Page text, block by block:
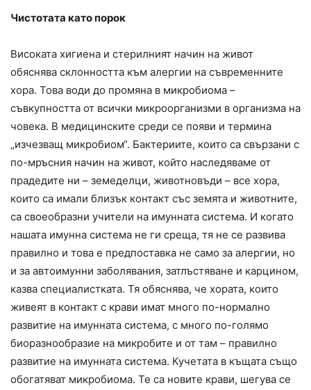
Чистотата като порок
Високата хигиена и стерилният начин на живот
обяснява склонността към алергии на съвременните
хора. Това води до промяна в микробиома –
съвкупността от всички микроорганизми в организма на
човека. В медицинските среди се появи и термина
„изчезващ микробиом“. Бактериите, които са свързани с
по-мръсния начин на живот, който наследяваме от
прадедите ни – земеделци, животновъди – все хора,
които са имали близък контакт със земята и животните,
са своеобразни учители на имунната система. И когато
нашата имунна система не ги среща, тя не се развива
правилно и това е предпоставка не само за алергии, но
и за автоимунни заболявания, затлъстяване и карцином,
казва специалистката. Тя обяснява, че хората, които
живеят в контакт с крави имат много по-нормално
развитие на имунната система, с много по-голямо
биоразнообразие на микробите и от там – правилно
развитие на имунната система. Кучетата в къщата също
обогатяват микробиома. Те са новите крави, шегува се